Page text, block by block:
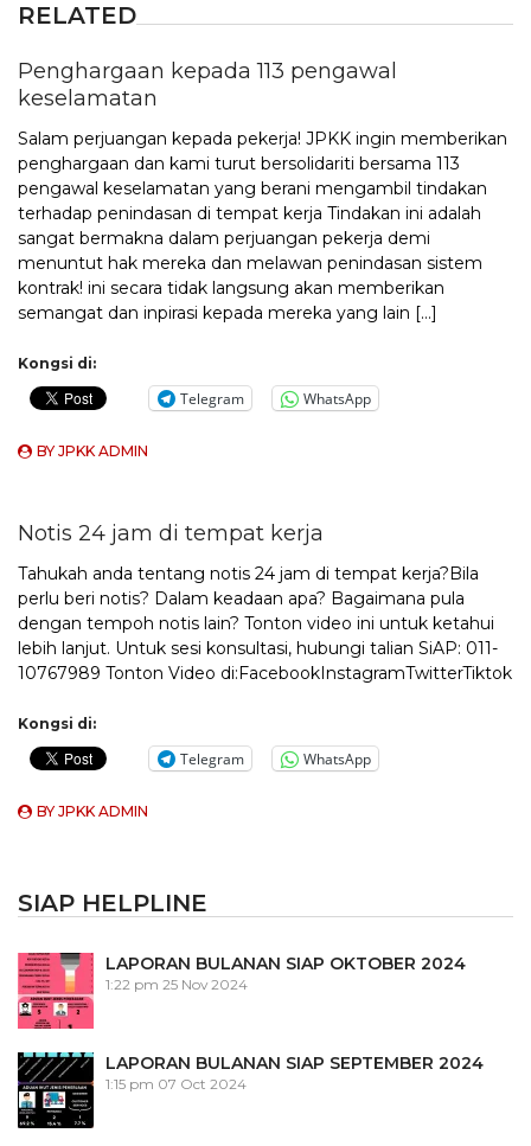
RELATED
Penghargaan kepada 113 pengawal
keselamatan
Salam perjuangan kepada pekerja! JPKK ingin memberikan
penghargaan dan kami turut bersolidariti bersama 113
pengawal keselamatan yang berani mengambil tindakan
terhadap penindasan di tempat kerja Tindakan ini adalah
sangat bermakna dalam perjuangan pekerja demi
menuntut hak mereka dan melawan penindasan sistem
kontrak! ini secara tidak langsung akan memberikan
semangat dan inpirasi kepada mereka yang lain […]
Kongsi di:
Telegram WhatsApp
BYJPKK ADMIN
Notis 24 jam di tempat kerja
Tahukah anda tentang notis 24 jam di tempat kerja?Bila
perlu beri notis? Dalam keadaan apa? Bagaimana pula
dengan tempoh notis lain? Tonton video ini untuk ketahui
lebih lanjut. Untuk sesi konsultasi, hubungi talian SiAP: 011-
10767989 Tonton Video di:FacebookInstagramTwitterTiktok
Kongsi di:
Telegram WhatsApp
BYJPKK ADMIN
SIAP HELPLINE
LAPORAN BULANAN SIAP OKTOBER 2024
1:22 pm 25 Nov 2024
LAPORAN BULANAN SIAP SEPTEMBER 2024
1:15 pm 07 Oct 2024